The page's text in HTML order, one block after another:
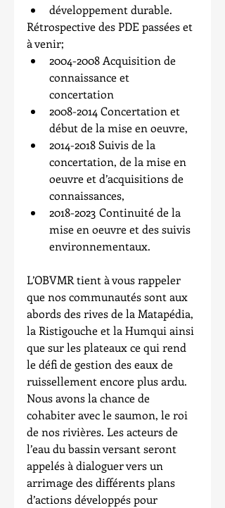
développement durable.
Rétrospective des PDE passées et
à venir;
2004-2008 Acquisition de
connaissance et
concertation
2008-2014 Concertation et
début de la mise en oeuvre,
2014-2018 Suivis de la
concertation, de la mise en
oeuvre et d’acquisitions de
connaissances,
2018-2023 Continuité de la
mise en oeuvre et des suivis
environnementaux.
L’OBVMR tient à vous rappeler
que nos communautés sont aux
abords des rives de la Matapédia,
la Ristigouche et la Humqui ainsi
que sur les plateaux ce qui rend
le défi de gestion des eaux de
ruissellement encore plus ardu.
Nous avons la chance de
cohabiter avec le saumon, le roi
de nos rivières. Les acteurs de
l’eau du bassin versant seront
appelés à dialoguer vers un
arrimage des différents plans
d’actions développés pour